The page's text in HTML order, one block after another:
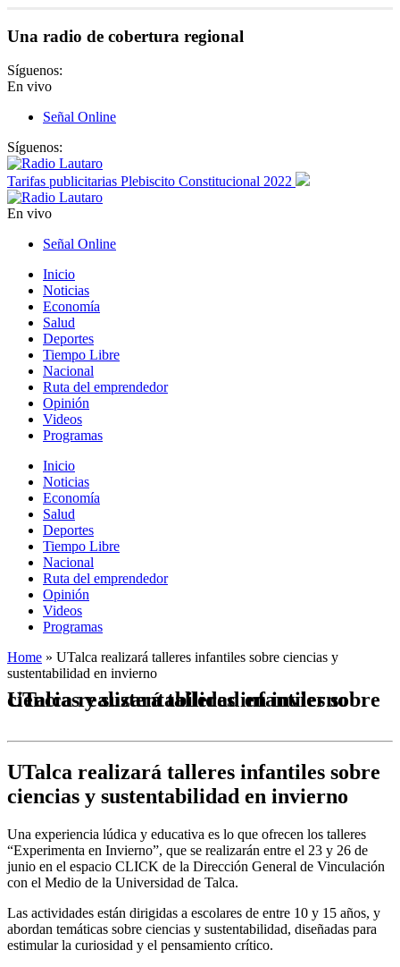
Una radio de cobertura regional
Síguenos:
En vivo
Señal Online
Síguenos:
Tarifas publicitarias Plebiscito Constitucional 2022
En vivo
Señal Online
Inicio
Noticias
Economía
Salud
Deportes
Tiempo Libre
Nacional
Ruta del emprendedor
Opinión
Videos
Programas
Inicio
Noticias
Economía
Salud
Deportes
Tiempo Libre
Nacional
Ruta del emprendedor
Opinión
Videos
Programas
Home » UTalca realizará talleres infantiles sobre ciencias y
sustentabilidad en invierno
UTalca realizará talleres infantiles sobre ciencias y sustentabilidad en invierno
UTalca realizará talleres infantiles sobre
ciencias y sustentabilidad en invierno
Una experiencia lúdica y educativa es lo que ofrecen los talleres
“Experimenta en Invierno”, que se realizarán entre el 23 y 26 de
junio en el espacio CLICK de la Dirección General de Vinculación
con el Medio de la Universidad de Talca.
Las actividades están dirigidas a escolares de entre 10 y 15 años, y
abordan temáticas sobre ciencias y sustentabilidad, diseñadas para
estimular la curiosidad y el pensamiento crítico.